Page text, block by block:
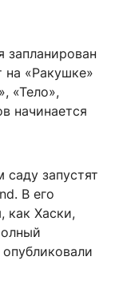
запланирован
на «Ракушке»
«Тело»,
начинается
запустят
В его
как Хаски,